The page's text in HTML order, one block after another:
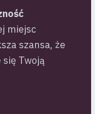
miejsc
szansa, że
Twoją